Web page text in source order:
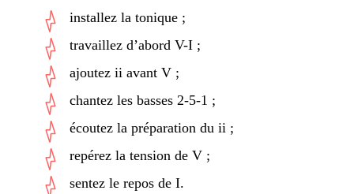
installez la tonique ;
travaillez d’abord V-I ;
ajoutez ii avant V ;
chantez les basses 2-5-1 ;
écoutez la préparation du ii ;
repérez la tension de V ;
sentez le repos de I.